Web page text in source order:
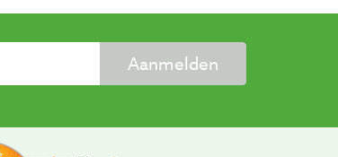
Aanmelden